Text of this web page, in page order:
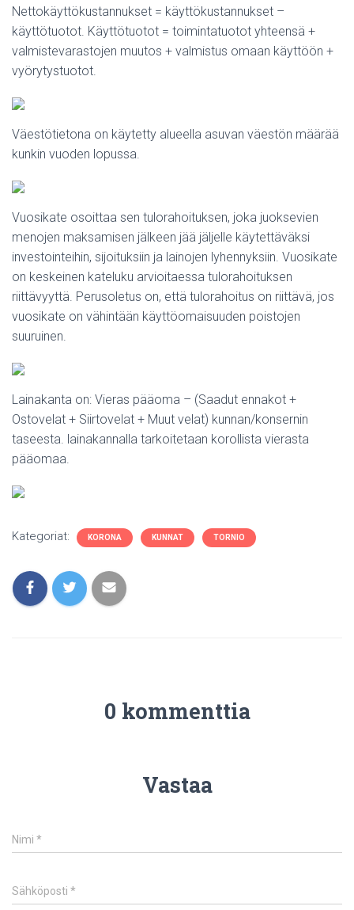
Nettokäyttökustannukset = käyttökustannukset –
käyttötuotot. Käyttötuotot = toimintatuotot yhteensä +
valmistevarastojen muutos + valmistus omaan käyttöön +
vyörytystuotot.
Väestötietona on käytetty alueella asuvan väestön määrää
kunkin vuoden lopussa.
Vuosikate osoittaa sen tulorahoituksen, joka juoksevien
menojen maksamisen jälkeen jää jäljelle käytettäväksi
investointeihin, sijoituksiin ja lainojen lyhennyksiin. Vuosikate
on keskeinen kateluku arvioitaessa tulorahoituksen
riittävyyttä. Perusoletus on, että tulorahoitus on riittävä, jos
vuosikate on vähintään käyttöomaisuuden poistojen
suuruinen.
Lainakanta on: Vieras pääoma – (Saadut ennakot +
Ostovelat + Siirtovelat + Muut velat) kunnan/konsernin
taseesta. lainakannalla tarkoitetaan korollista vierasta
pääomaa.
Kategoriat: KORONA KUNNAT TORNIO
0 kommenttia
Vastaa
Nimi *
Sähköposti *